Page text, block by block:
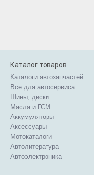
Каталог товаров
Каталоги автозапчастей
Все для автосервиса
Шины, диски
Масла и ГСМ
Аккумуляторы
Аксессуары
Мотокаталоги
Автолитература
Автоэлектроника